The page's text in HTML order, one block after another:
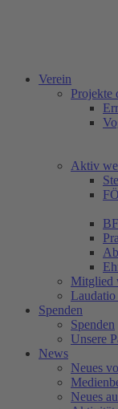
Verein
Projekte
Aktiv
Mitglied
Spenden
Spenden
Unsere
News
Neues
Neues